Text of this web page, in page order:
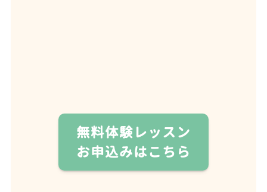
無料体験レッスン
お申込みはこちら